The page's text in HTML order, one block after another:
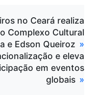
no Ceará realiza
Complexo Cultural
e Edson Queiroz
e eleva
em eventos
globais